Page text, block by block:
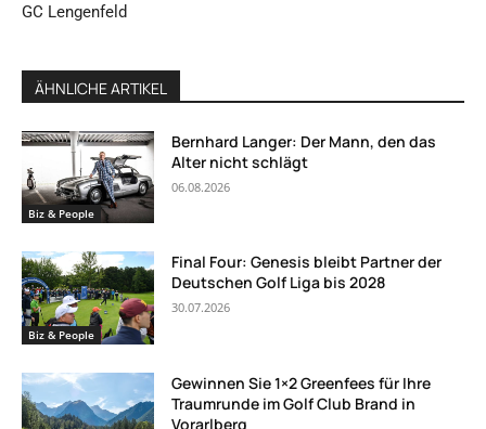
GC Lengenfeld
ÄHNLICHE ARTIKEL
Biz & People
Bernhard Langer: Der Mann, den das
Alter nicht schlägt
06.08.2026
Biz & People
Final Four: Genesis bleibt Partner der
Deutschen Golf Liga bis 2028
30.07.2026
Gewinnen Sie 1×2 Greenfees für Ihre
Traumrunde im Golf Club Brand in
Vorarlberg